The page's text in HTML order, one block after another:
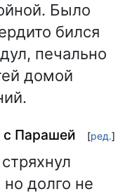
Было
бился
печально
домой
с Парашей [ред.]
долго не